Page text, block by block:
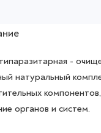
-
натуральный
органов и систем.